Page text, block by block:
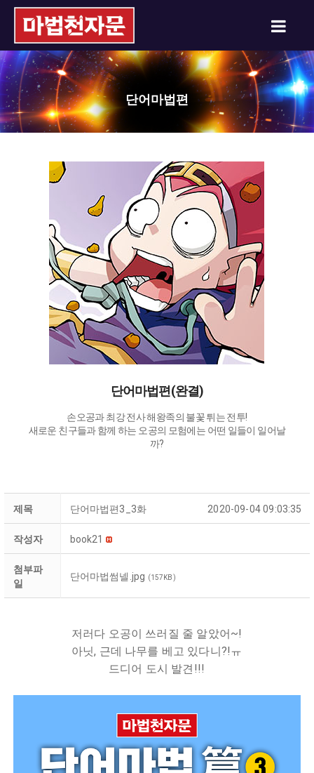
단어마법편
단어마법편(완결)
손오공과 최강 전사 해왕족의 불꽃 튀는 전투!
새로운 친구들과 함께 하는 오공의 모험에는 어떤 일들이 일어날
까?
제목 단어마법편3_3화 2020-09-04 09:03:35
작성자 book21
첨부파
일
단어마법썸넬.jpg (157KB)
저러다 오공이 쓰러질 줄 알았어~!
아닛, 근데 나무를 베고 있다니?!ㅠ
드디어 도시 발견!!!